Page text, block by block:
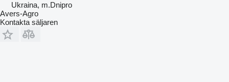
Ukraina, m.Dnipro
Avers-Agro
Kontakta säljaren